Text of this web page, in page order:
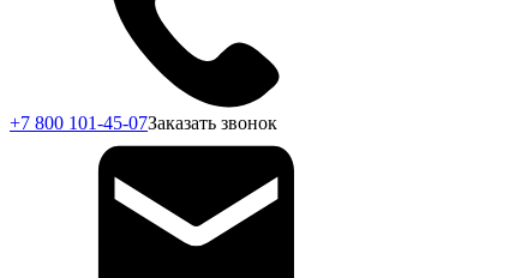
+7 800 101-45-07Заказать звонок